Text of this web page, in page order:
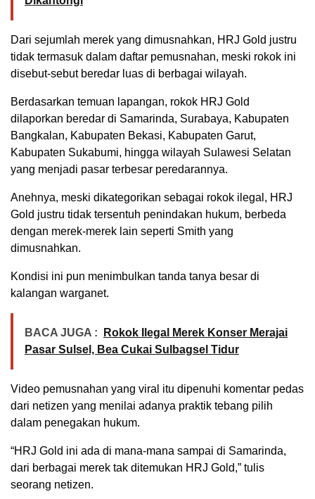
Dari sejumlah merek yang dimusnahkan, HRJ Gold justru
tidak termasuk dalam daftar pemusnahan, meski rokok ini
disebut-sebut beredar luas di berbagai wilayah.
Berdasarkan temuan lapangan, rokok HRJ Gold
dilaporkan beredar di Samarinda, Surabaya, Kabupaten
Bangkalan, Kabupaten Bekasi, Kabupaten Garut,
Kabupaten Sukabumi, hingga wilayah Sulawesi Selatan
yang menjadi pasar terbesar peredarannya.
Anehnya, meski dikategorikan sebagai rokok ilegal, HRJ
Gold justru tidak tersentuh penindakan hukum, berbeda
dengan merek-merek lain seperti Smith yang
dimusnahkan.
Kondisi ini pun menimbulkan tanda tanya besar di
kalangan warganet.
BACA JUGA :
Rokok Ilegal Merek Konser Merajai
Pasar Sulsel, Bea Cukai Sulbagsel Tidur
Video pemusnahan yang viral itu dipenuhi komentar pedas
dari netizen yang menilai adanya praktik tebang pilih
dalam penegakan hukum.
“HRJ Gold ini ada di mana-mana sampai di Samarinda,
dari berbagai merek tak ditemukan HRJ Gold,” tulis
seorang netizen.